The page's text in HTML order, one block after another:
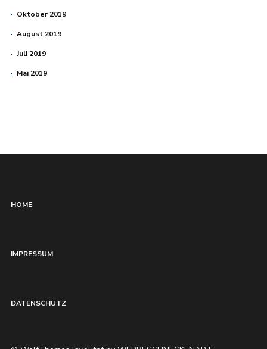
Oktober 2019
August 2019
Juli 2019
Mai 2019
HOME
IMPRESSUM
DATENSCHUTZ